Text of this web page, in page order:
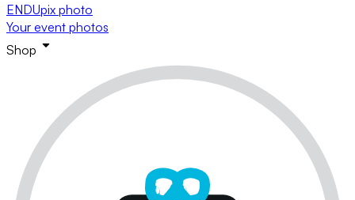
ENDUpix photo
Your event photos
Shop